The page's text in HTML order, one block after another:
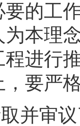
的工
本理
进行
要严
并审